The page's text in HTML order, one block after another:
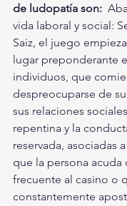
de ludopatía son:
vida laboral y social:
Saiz, el juego
lugar preponderante
individuos, que
despreocuparse de
sus relaciones
repentina y la
reservada, asociadas
que la persona acuda
frecuente al casino o
constantemente